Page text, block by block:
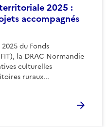
2025 :
accompagnés
du Fonds
la DRAC Normandie
culturelles
ruraux...